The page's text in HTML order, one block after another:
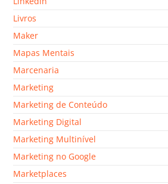
Livros
Maker
Mapas Mentais
Marcenaria
Marketing
Marketing de Conteúdo
Marketing Digital
Marketing Multinível
Marketing no Google
Marketplaces